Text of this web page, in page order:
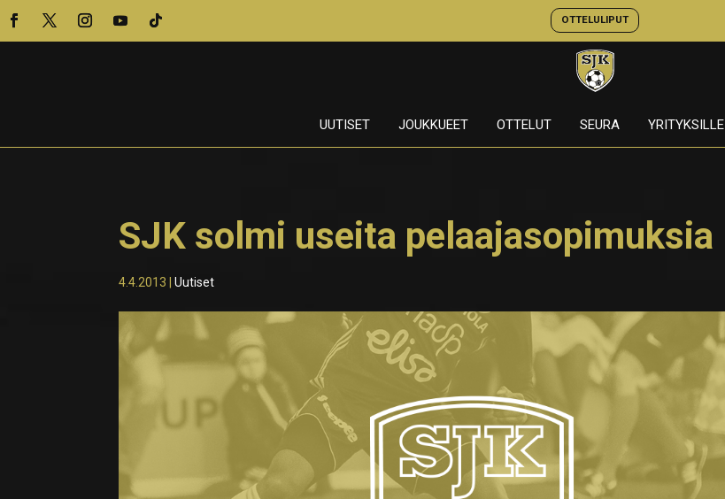
OTTELULIPUT
UUTISET JOUKKUEET OTTELUT SEURA YRITYKSILLE
SJK solmi useita pelaajasopimuksia
4.4.2013 |Uutiset